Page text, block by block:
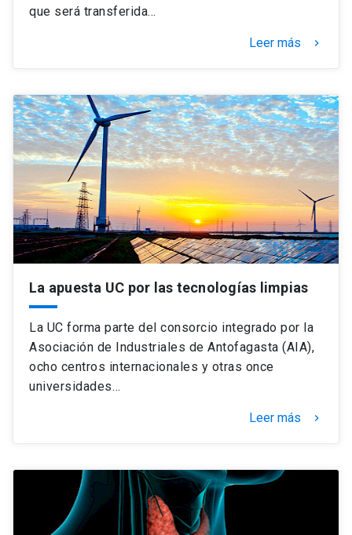
que será transferida…
Leer más keyboard_arrow_right
La apuesta UC por las tecnologías limpias
La UC forma parte del consorcio integrado por la
Asociación de Industriales de Antofagasta (AIA),
ocho centros internacionales y otras once
universidades…
Leer más keyboard_arrow_right